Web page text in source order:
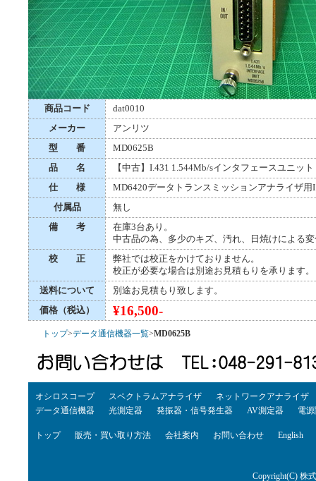
商品コード
dat0010
メーカー
アンリツ
型 番
MD0625B
品 名
【中古】I.431 1.544Mb/sインタフェースユニット
仕 様
MD6420データトランスミッションアナライザ
付属品
無し
備 考
在庫3台あり。
中古品の為、多少のキズ、汚れ、日焼けによる
校 正
弊社では校正をかけておりません。
校正が必要な場合は別途お見積もりを承ります。
送料について
別途お見積もり致します。
価格（税込）
¥16,500-
トップ>データ通信機器一覧>MD0625B
オシロスコープ スペクトラムアナライザ
ネットワークアナライザ
データ通信機器
光測定器 発振器・信号発生器 AV測定器 電
トップ 販売・買い取り方法 会社案内 お問い合わせ English
Copyright(C) 株